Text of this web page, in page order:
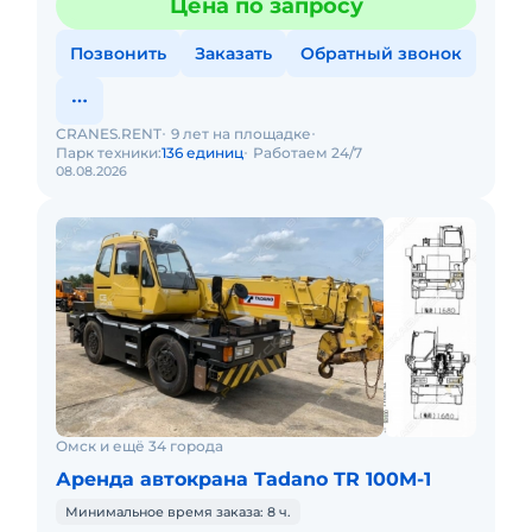
Цена по запросу
Позвонить Заказать Обратный звонок
08.08.2026
CRANES.RENT 9 лет на площадке
Парк техники:136 единиц Работаем 24/7
Омск и ещё 34 города
Аренда автокрана Tadano TR 100M-1
Минимальное время заказа: 8 ч.